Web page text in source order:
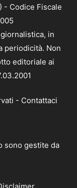
- Codice Fiscale
in
periodicità. Non
editoriale ai
- Contattaci
sono gestite da